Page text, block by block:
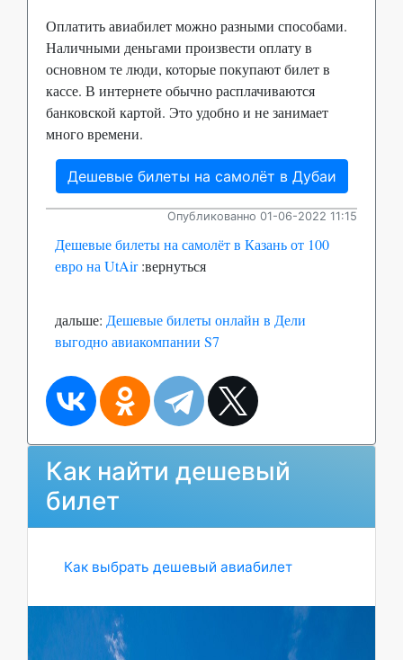
Оплатить авиабилет можно разными способами.
Наличными деньгами произвести оплату в
основном те люди, которые покупают билет в
кассе. В интернете обычно расплачиваются
банковской картой. Это удобно и не занимает
много времени.
Дешевые билеты на самолёт в Дубаи
Опубликованно 01-06-2022 11:15
Дешевые билеты на самолёт в Казань от 100
евро на UtAir:вернуться
дальше: Дешевые билеты онлайн в Дели
выгодно авиакомпании S7
Как найти дешевый
билет
Как выбрать дешевый авиабилет